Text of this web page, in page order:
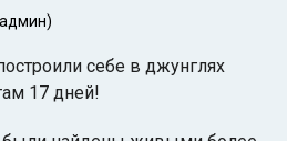
себе в джунглях
17 дней!